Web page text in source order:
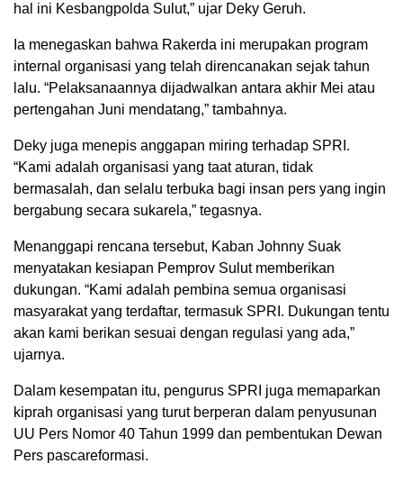
hal ini Kesbangpolda Sulut,” ujar Deky Geruh.
Ia menegaskan bahwa Rakerda ini merupakan program
internal organisasi yang telah direncanakan sejak tahun
lalu. “Pelaksanaannya dijadwalkan antara akhir Mei atau
pertengahan Juni mendatang,” tambahnya.
Deky juga menepis anggapan miring terhadap SPRI.
“Kami adalah organisasi yang taat aturan, tidak
bermasalah, dan selalu terbuka bagi insan pers yang ingin
bergabung secara sukarela,” tegasnya.
Menanggapi rencana tersebut, Kaban Johnny Suak
menyatakan kesiapan Pemprov Sulut memberikan
dukungan. “Kami adalah pembina semua organisasi
masyarakat yang terdaftar, termasuk SPRI. Dukungan tentu
akan kami berikan sesuai dengan regulasi yang ada,”
ujarnya.
Dalam kesempatan itu, pengurus SPRI juga memaparkan
kiprah organisasi yang turut berperan dalam penyusunan
UU Pers Nomor 40 Tahun 1999 dan pembentukan Dewan
Pers pascareformasi.